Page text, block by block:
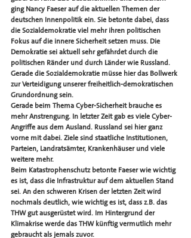
ging Nancy Faeser auf die aktuellen Themen der
deutschen Innenpolitik ein. Sie betonte dabei, dass
die Sozialdemokratie viel mehr ihren politischen
Fokus auf die innere Sicherheit setzen muss. Die
Demokratie sei aktuell sehr gefährdet durch die
politischen Ränder und durch Länder wie Russland.
Gerade die Sozialdemokratie müsse hier das Bollwerk
zur Verteidigung unserer freiheitlich-demokratischen
Grundordnung sein.
Gerade beim Thema Cyber-Sicherheit brauche es
mehr Anstrengung. In letzter Zeit gab es viele Cyber-
Angriffe aus dem Ausland. Russland sei hier ganz
vorne mit dabei. Ziele sind staatliche Institutionen,
Parteien, Landratsämter, Krankenhäuser und viele
weitere mehr.
Beim Katastrophenschutz betonte Faeser wie wichtig
es ist, dass die Infrastruktur auf dem aktuellen Stand
sei. An den schweren Krisen der letzten Zeit wird
nochmals deutlich, wie wichtig es ist, dass z.B. das
THW gut ausgerüstet wird. Im Hintergrund der
Klimakrise werde das THW künftig vermutlich mehr
gebraucht als jemals zuvor.